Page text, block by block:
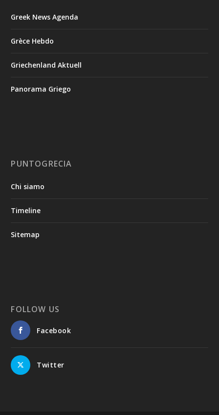
Greek News Agenda
Grèce Hebdo
Griechenland Aktuell
Panorama Griego
PUNTOGRECIA
Chi siamo
Timeline
Sitemap
FOLLOW US
Facebook
Twitter